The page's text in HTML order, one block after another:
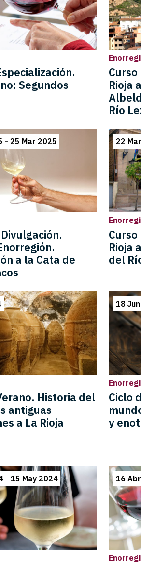
Segundos
Curso
Rioja
Río
- 25 Mar 2025
a la Cata de
22
Curso
Rioja
del
Historia del
antiguas
a La Rioja
18
Ciclo
y
- 15 May 2024 16